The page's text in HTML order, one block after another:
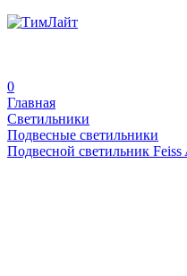
0
Главная
Светильники
Подвесные светильники
Подвесной светильник